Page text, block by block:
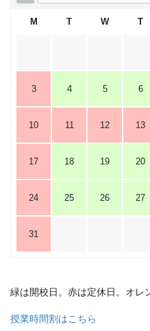
M T W T
3 4 5 6
10 11 12 13
17 18 19 20
24 25 26 27
31
緑は開校日。赤は定休日。オレ
授業時間割はこちら